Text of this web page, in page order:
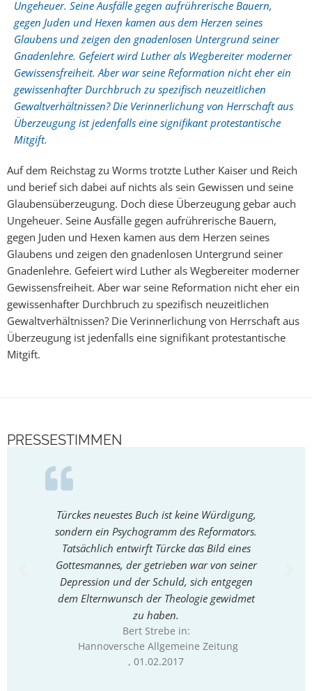
Ungeheuer. Seine Ausfälle gegen aufrührerische Bauern,
gegen Juden und Hexen kamen aus dem Herzen seines
Glaubens und zeigen den gnadenlosen Untergrund seiner
Gnadenlehre. Gefeiert wird Luther als Wegbereiter moderner
Gewissensfreiheit. Aber war seine Reformation nicht eher ein
gewissenhafter Durchbruch zu spezifisch neuzeitlichen
Gewaltverhältnissen? Die Verinnerlichung von Herrschaft aus
Überzeugung ist jedenfalls eine signifikant protestantische
Mitgift.
Auf dem Reichstag zu Worms trotzte Luther Kaiser und Reich
und berief sich dabei auf nichts als sein Gewissen und seine
Glaubensüberzeugung. Doch diese Überzeugung gebar auch
Ungeheuer. Seine Ausfälle gegen aufrührerische Bauern,
gegen Juden und Hexen kamen aus dem Herzen seines
Glaubens und zeigen den gnadenlosen Untergrund seiner
Gnadenlehre. Gefeiert wird Luther als Wegbereiter moderner
Gewissensfreiheit. Aber war seine Reformation nicht eher ein
gewissenhafter Durchbruch zu spezifisch neuzeitlichen
Gewaltverhältnissen? Die Verinnerlichung von Herrschaft aus
Überzeugung ist jedenfalls eine signifikant protestantische
Mitgift.
PRESSESTIMMEN
Türckes neuestes Buch ist keine Würdigung,
sondern ein Psychogramm des Reformators.
Tatsächlich entwirft Türcke das Bild eines
Gottesmannes, der getrieben war von seiner
Depression und der Schuld, sich entgegen
dem Elternwunsch der Theologie gewidmet
zu haben.
Bert Strebe in:
Hannoversche Allgemeine Zeitung
, 01.02.2017